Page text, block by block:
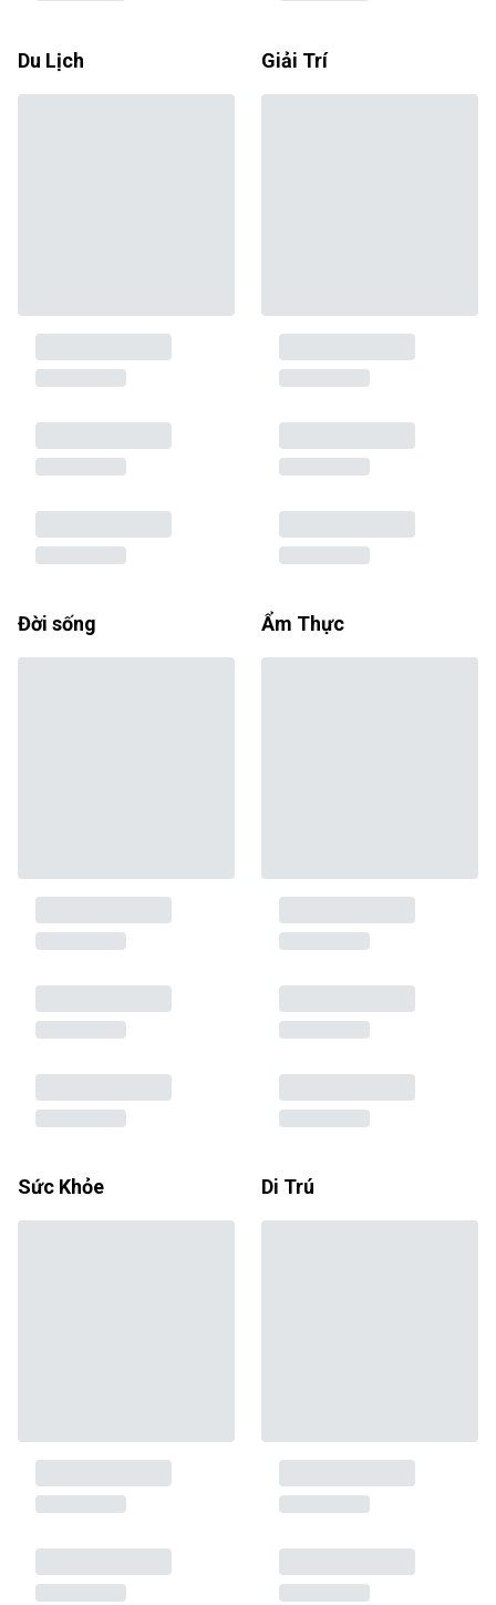
Du Lịch Giải Trí
Đời sống Ẩm Thực
Sức Khỏe Di Trú